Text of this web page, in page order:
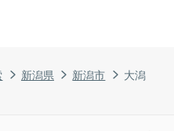
新潟県 新潟市 大潟